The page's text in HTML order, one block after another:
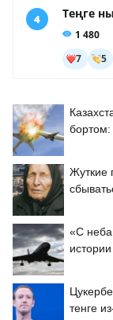
бортом:
Жуткие
«С
тенге